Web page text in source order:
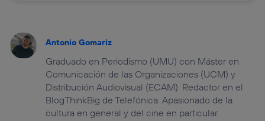
Antonio Gomariz
Graduado en Periodismo (UMU) con Máster en
Comunicación de las Organizaciones (UCM) y
Distribución Audiovisual (ECAM). Redactor en el
BlogThinkBig de Telefónica. Apasionado de la
cultura en general y del cine en particular.